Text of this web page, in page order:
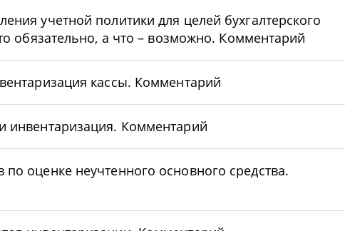
учетной политики для целей бухгалтерского
обязательно, а что – возможно. Комментарий
кассы. Комментарий
инвентаризация. Комментарий
оценке неучтенного основного средства.